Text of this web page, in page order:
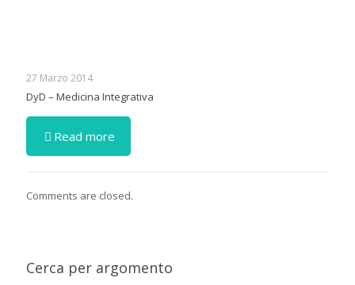
27 Marzo 2014
DyD – Medicina Integrativa
Read more
Comments are closed.
Cerca per argomento